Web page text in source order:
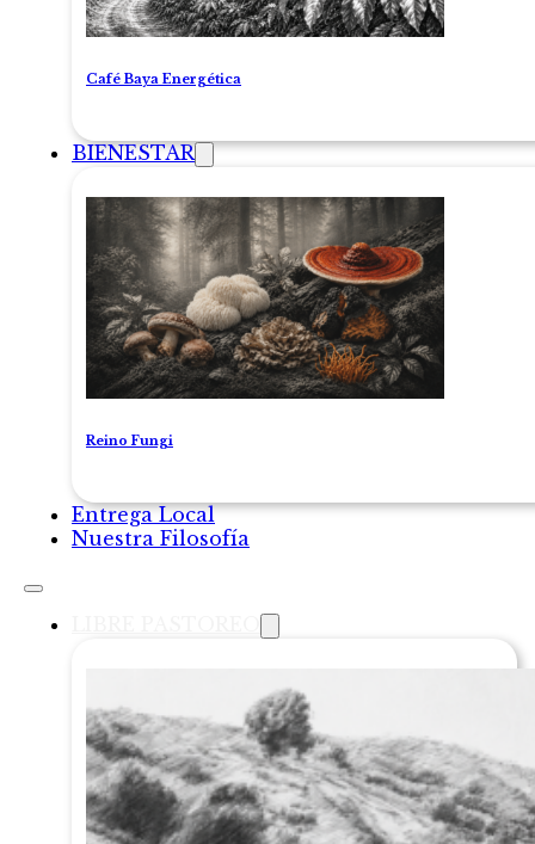
Café Baya Energética
BIENESTAR
Reino Fungi
Entrega Local
Nuestra Filosofía